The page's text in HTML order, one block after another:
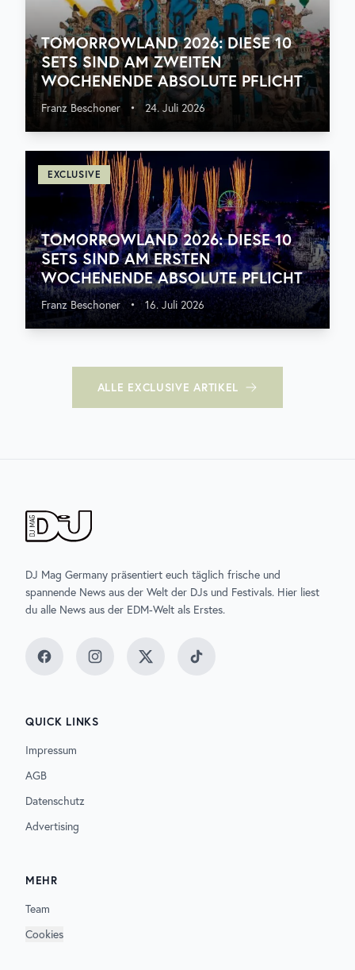
TOMORROWLAND 2026: DIESE 10
SETS SIND AM ZWEITEN
WOCHENENDE ABSOLUTE PFLICHT
Franz Beschoner • 24. Juli 2026
EXCLUSIVE
TOMORROWLAND 2026: DIESE 10
SETS SIND AM ERSTEN
WOCHENENDE ABSOLUTE PFLICHT
Franz Beschoner • 16. Juli 2026
ALLE EXCLUSIVE ARTIKEL
DJ Mag Germany präsentiert euch täglich frische und
spannende News aus der Welt der DJs und Festivals. Hier liest
du alle News aus der EDM-Welt als Erstes.
FacebookInstagramTwitter TikTok
QUICK LINKS
Impressum
AGB
Datenschutz
Advertising
MEHR
Team
Cookies